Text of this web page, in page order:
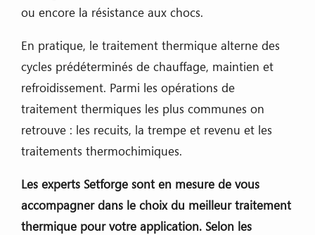
ou encore la résistance aux chocs.
En pratique, le traitement thermique alterne des
cycles prédéterminés de chauffage, maintien et
refroidissement. Parmi les opérations de
traitement thermiques les plus communes on
retrouve : les recuits, la trempe et revenu et les
traitements thermochimiques.
Les experts Setforge sont en mesure de vous
accompagner dans le choix du meilleur traitement
thermique pour votre application. Selon les